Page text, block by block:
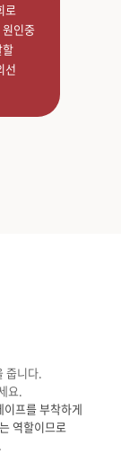
로
인중
선
줍니다.
요.
프를 부착하게
역할이므로